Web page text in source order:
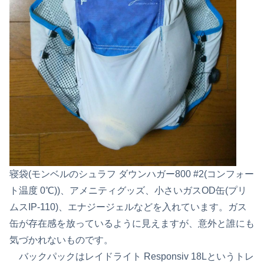
寝袋(モンベルのシュラフ ダウンハガー800 #2(コンフォー
ト温度 0℃))、アメニティグッズ、小さいガスOD缶(プリ
ムスIP-110)、エナジージェルなどを入れています。ガス
缶が存在感を放っているように見えますが、意外と誰にも
気づかれないものです。
バックパックはレイドライト Responsiv 18Lというトレ